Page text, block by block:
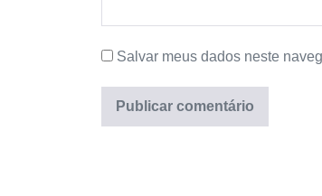
Salvar meus dados neste